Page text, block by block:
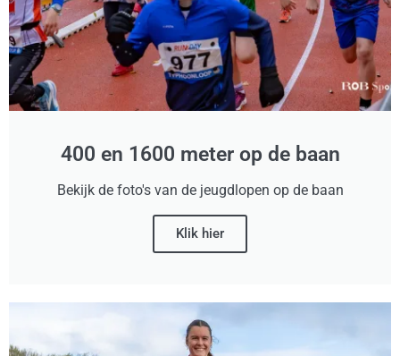
400 en 1600 meter op de baan
Bekijk de foto's van de jeugdlopen op de baan
Klik hier